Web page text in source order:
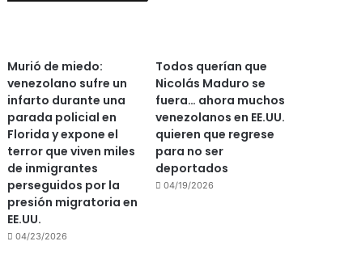
Murió de miedo:
venezolano sufre un
infarto durante una
parada policial en
Florida y expone el
terror que viven miles
de inmigrantes
perseguidos por la
presión migratoria en
EE.UU.
04/23/2026
Todos querían que
Nicolás Maduro se
fuera… ahora muchos
venezolanos en EE.UU.
quieren que regrese
para no ser
deportados
04/19/2026